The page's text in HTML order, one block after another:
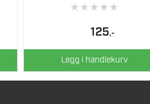
★★★★★
125,-
Legg i handlekurv